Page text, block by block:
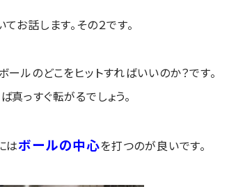
てお話します。その２です。
ルのどこをヒットすればいいのか？です。
っすぐ転がるでしょう。
はボールの中心を打つのが良いです。